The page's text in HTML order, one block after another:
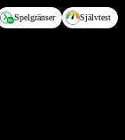
Spelgränser Självtest